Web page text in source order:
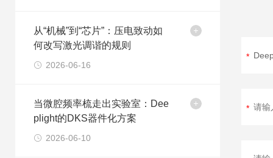
从“机械”到“芯片”：压电致动如
何改写激光调谐的规则
2026-06-16
当微腔频率梳走出实验室：Dee
plight的DKS器件化方案
2026-06-10